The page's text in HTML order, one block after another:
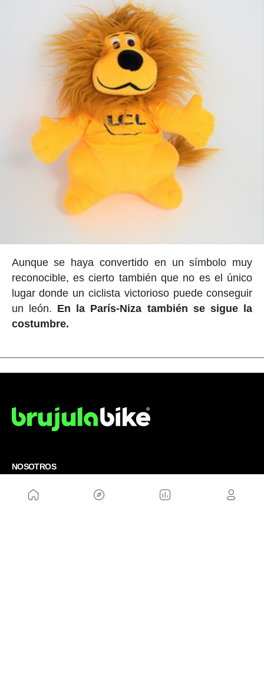
Aunque se haya convertido en un símbolo muy
reconocible, es cierto también que no es el único
lugar donde un ciclista victorioso puede conseguir
un león. En la París-Niza también se sigue la
costumbre.
NOSOTROS
Mapa del sitio
Aviso Legal